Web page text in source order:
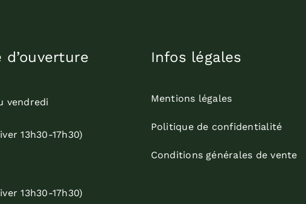
d’ouverture
vendredi
13h30-17h30)
13h30-17h30)
Infos légales
Mentions légales
Politique de confidentialité
Conditions générales de vente